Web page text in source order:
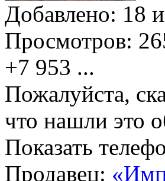
Добавлено: 18
Просмотров:
+7 953 ...
Пожалуйста,
что нашли это
Показать
Продавец: